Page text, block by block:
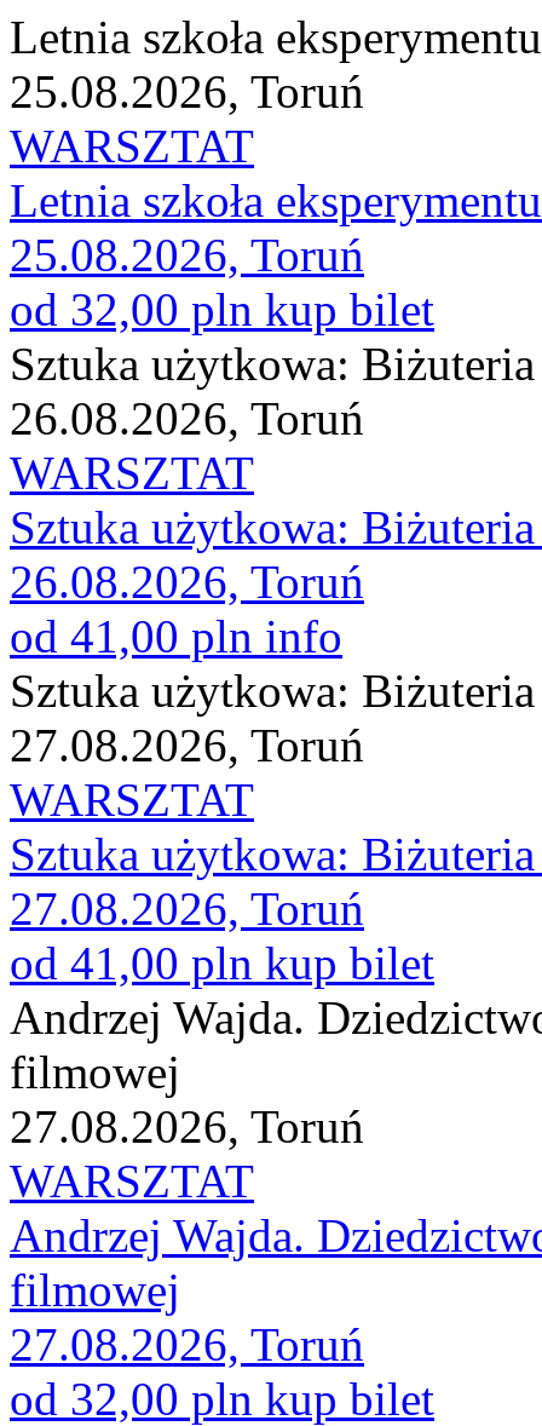
Letnia szkoła
25.08.2026, Toruń
WARSZTAT
Letnia szkoła
25.08.2026, Toruń
od 32,00 pln kup bilet
Sztuka użytkowa: Biżuteria
26.08.2026, Toruń
WARSZTAT
Sztuka użytkowa: Biżuteria
26.08.2026, Toruń
od 41,00 pln info
Sztuka użytkowa: Biżuteria
27.08.2026, Toruń
WARSZTAT
Sztuka użytkowa: Biżuteria
27.08.2026, Toruń
od 41,00 pln kup bilet
Andrzej Wajda.
filmowej
27.08.2026, Toruń
WARSZTAT
Andrzej Wajda.
filmowej
27.08.2026, Toruń
od 32,00 pln kup bilet